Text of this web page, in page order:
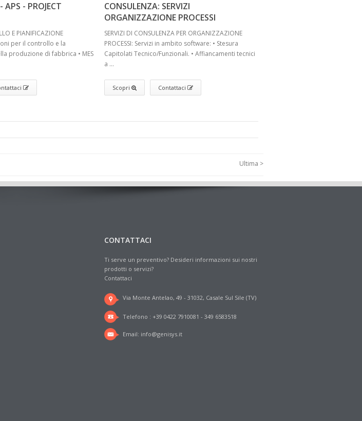
APS - PROJECT
E PIANIFICAZIONE
per il controllo e la
produzione di fabbrica • MES
CONSULENZA: SERVIZI
ORGANIZZAZIONE PROCESSI
SERVIZI DI CONSULENZA PER ORGANIZZAZIONE
PROCESSI: Servizi in ambito software: • Stesura
Capitolati Tecnico/Funzionali. • Affiancamenti tecnici
a ...
Scopri Contattaci
Ultima >
CONTATTACI
Ti serve un preventivo? Desideri informazioni sui nostri
prodotti o servizi?
Contattaci
Via Monte Antelao, 49 - 31032, Casale Sul Sile (TV)
Telefono : +39 0422 7910081 - 349 6583518
Email: info@genisys.it